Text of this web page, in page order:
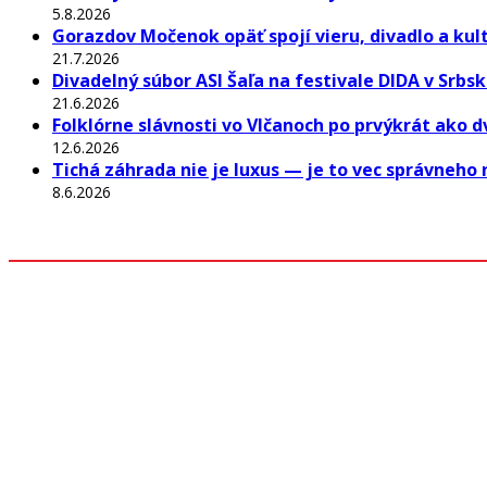
5.8.2026
Gorazdov Močenok opäť spojí vieru, divadlo a
21.7.2026
Divadelný súbor ASI Šaľa na festivale DIDA v
21.6.2026
Folklórne slávnosti vo Vlčanoch po prvýkrát ako
12.6.2026
Tichá záhrada nie je luxus — je to vec správneho
8.6.2026